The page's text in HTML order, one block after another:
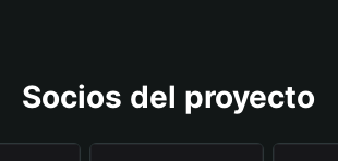
Socios del proyecto